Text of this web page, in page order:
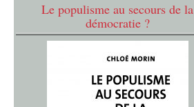
Le populisme au secours de la
démocratie ?